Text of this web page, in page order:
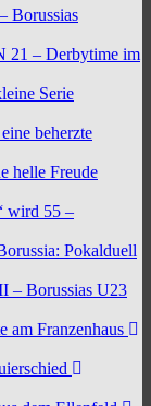
Borussias
21 – Derbytime im
Serie
beherzte
helle Freude
wird 55 –
Pokalduell
– Borussias U23
am Franzenhaus